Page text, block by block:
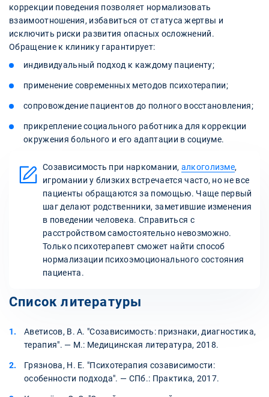
коррекции поведения позволяет нормализовать
взаимоотношения, избавиться от статуса жертвы и
исключить риски развития опасных осложнений.
Обращение к клинику гарантирует:
индивидуальный подход к каждому пациенту;
применение современных методов психотерапии;
сопровождение пациентов до полного восстановления;
прикрепление социального работника для коррекции
окружения больного и его адаптации в социуме.
Созависимость при наркомании, алкоголизме,
игромании у близких встречается часто, но не все
пациенты обращаются за помощью. Чаще первый
шаг делают родственники, заметившие изменения
в поведении человека. Справиться с
расстройством самостоятельно невозможно.
Только психотерапевт сможет найти способ
нормализации психоэмоционального состояния
пациента.
Список литературы
Аветисов, В. А. "Созависимость: признаки, диагностика,
терапия". — М.: Медицинская литература, 2018.
Грязнова, Н. Е. "Психотерапия созависимости:
особенности подхода". — СПб.: Практика, 2017.